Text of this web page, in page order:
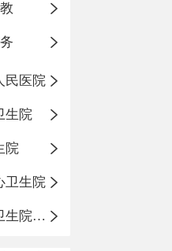
民医院
生院
院
卫生院
南鲁山卫生院三岔分院